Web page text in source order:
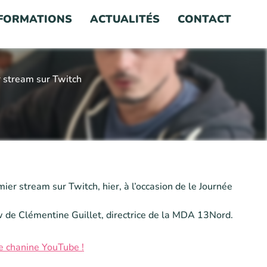
ACTUALITÉS CONTACT
stream sur Twitch
stream sur Twitch, hier, à l’occasion de le Journée
Clémentine Guillet, directrice de la MDA 13Nord.
YouTube !